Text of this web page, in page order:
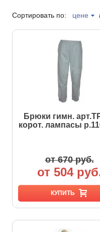
Сортировать по: цене
Брюки гимн.
корот. лампасы
от 670 руб.
от 504
КУПИТЬ